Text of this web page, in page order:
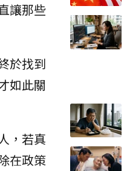
讓那些
於找到
如此關
，若真
在政策